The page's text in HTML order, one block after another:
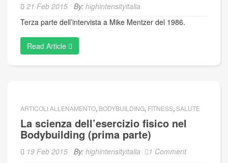
21 Feb 2015 By: highintensityitalia
Terza parte dell’intervista a Mike Mentzer del 1986.
Read Article
ARTICOLI ALLENAMENTO, BODYBUILDING, FITNESS, SALUTE
La scienza dell’esercizio fisico nel
Bodybuilding (prima parte)
19 Feb 2015 By: highintensityitalia
1 Comment